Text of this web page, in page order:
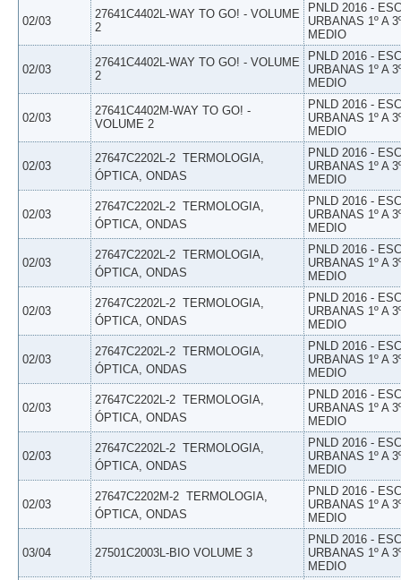
02/03
27641C4402L-WAY TO GO! - VOLUME
2
PNLD 2016 -
URBANAS 1º A
MEDIO
02/03
27641C4402L-WAY TO GO! - VOLUME
2
PNLD 2016 -
URBANAS 1º A
MEDIO
02/03
27641C4402M-WAY TO GO! -
VOLUME 2
PNLD 2016 -
URBANAS 1º A
MEDIO
02/03
27647C2202L-2  TERMOLOGIA,
ÓPTICA, ONDAS
PNLD 2016 -
URBANAS 1º A
MEDIO
02/03
27647C2202L-2  TERMOLOGIA,
ÓPTICA, ONDAS
PNLD 2016 -
URBANAS 1º A
MEDIO
02/03
27647C2202L-2  TERMOLOGIA,
ÓPTICA, ONDAS
PNLD 2016 -
URBANAS 1º A
MEDIO
02/03
27647C2202L-2  TERMOLOGIA,
ÓPTICA, ONDAS
PNLD 2016 -
URBANAS 1º A
MEDIO
02/03
27647C2202L-2  TERMOLOGIA,
ÓPTICA, ONDAS
PNLD 2016 -
URBANAS 1º A
MEDIO
02/03
27647C2202L-2  TERMOLOGIA,
ÓPTICA, ONDAS
PNLD 2016 -
URBANAS 1º A
MEDIO
02/03
27647C2202L-2  TERMOLOGIA,
ÓPTICA, ONDAS
PNLD 2016 -
URBANAS 1º A
MEDIO
02/03
27647C2202M-2  TERMOLOGIA,
ÓPTICA, ONDAS
PNLD 2016 -
URBANAS 1º A
MEDIO
03/04 27501C2003L-BIO VOLUME 3
PNLD 2016 -
URBANAS 1º A
MEDIO